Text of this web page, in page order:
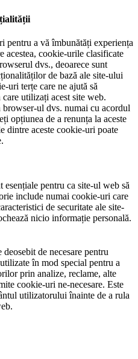
pentru a vă îmbunătăți experiența
cookie-urile clasificate
dvs., deoarece sunt
de bază ale site-ului
uri terțe care ne ajută să
utilizați acest site web.
ul dvs. numai cu acordul
opțiunea de a renunța la aceste
dintre aceste cookie-uri poate
pentru ca site-ul web să
include numai cookie-uri care
de securitate ale site-
nicio informație personală.
de necesare pentru
în mod special pentru a
prin analize, reclame, alte
cookie-uri ne-necesare. Este
utilizatorului înainte de a rula